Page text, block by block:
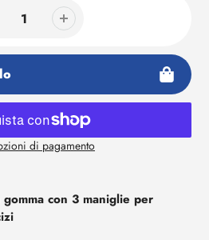
di pagamento
con 3 maniglie per